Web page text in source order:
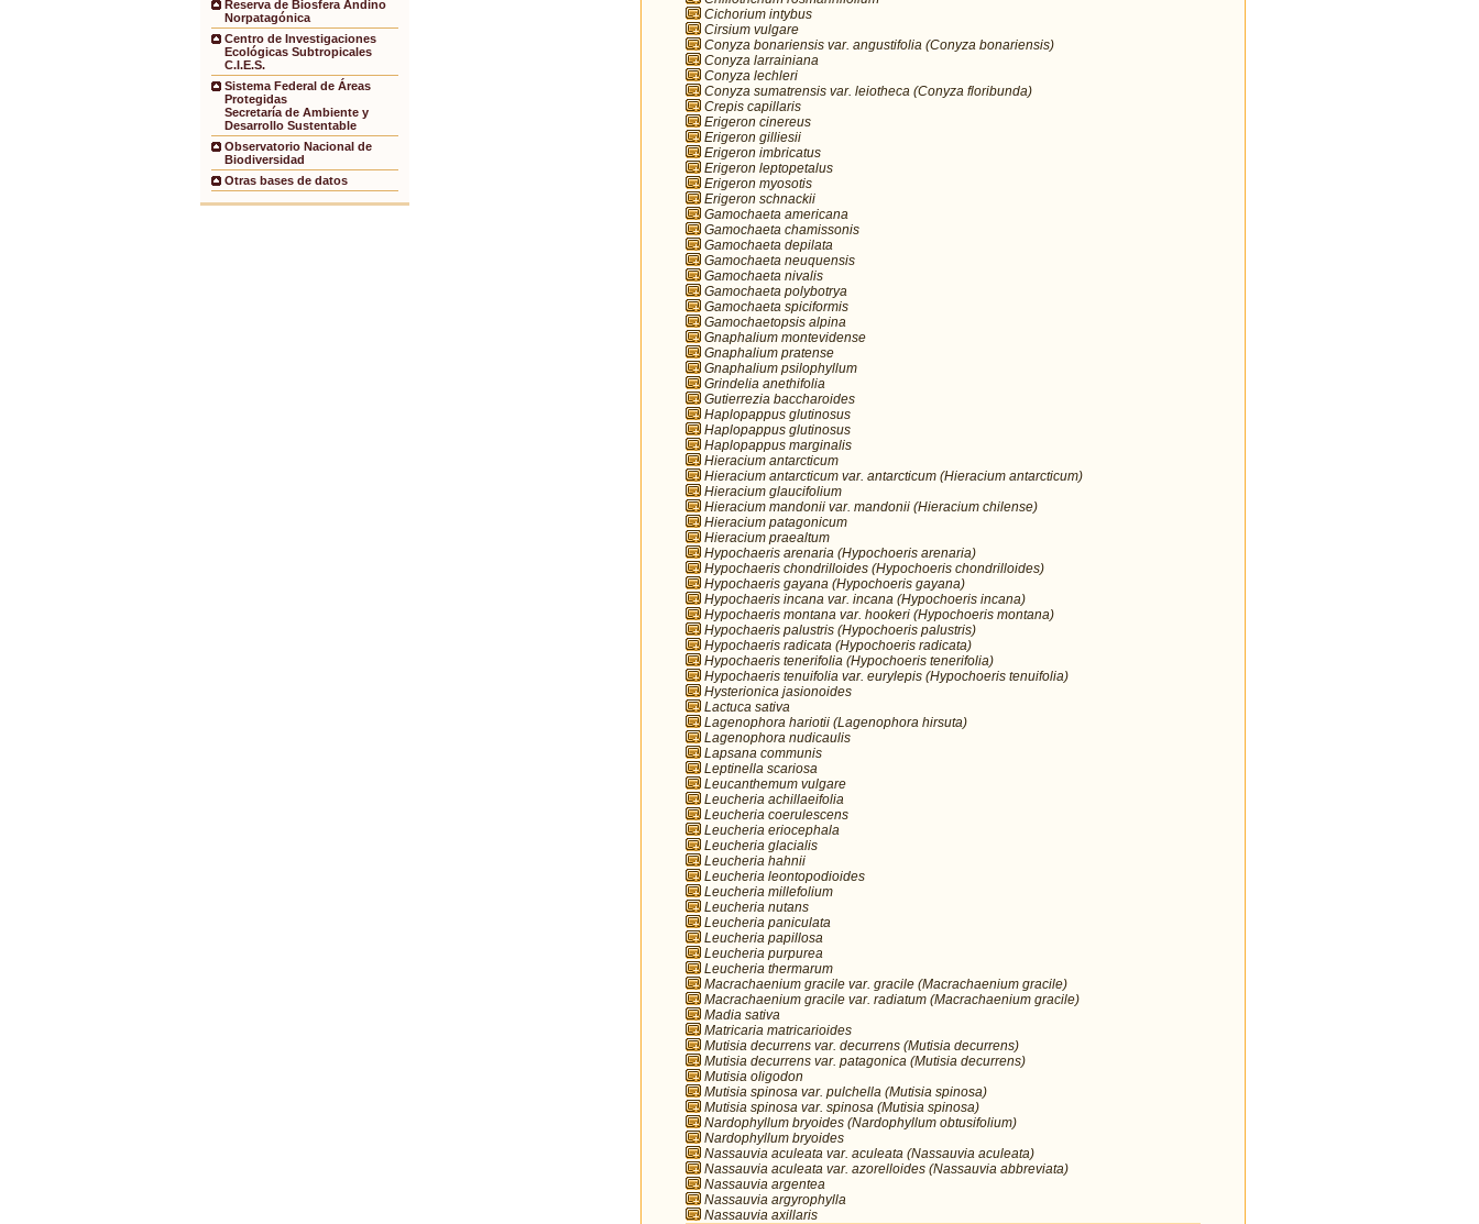
Reserva de Biosfera Andino
Norpatagónica
Centro de Investigaciones
Ecológicas Subtropicales
C.I.E.S.
Sistema Federal de Áreas
Protegidas
Secretaría de Ambiente y
Desarrollo Sustentable
Observatorio Nacional de
Biodiversidad
Otras bases de datos
Cichorium intybus
Cirsium vulgare
Conyza bonariensis var. angustifolia (Conyza bonariensis)
Conyza larrainiana
Conyza lechleri
Conyza sumatrensis var. leiotheca (Conyza floribunda)
Crepis capillaris
Erigeron cinereus
Erigeron gilliesii
Erigeron imbricatus
Erigeron leptopetalus
Erigeron myosotis
Erigeron schnackii
Gamochaeta americana
Gamochaeta chamissonis
Gamochaeta depilata
Gamochaeta neuquensis
Gamochaeta nivalis
Gamochaeta polybotrya
Gamochaeta spiciformis
Gamochaetopsis alpina
Gnaphalium montevidense
Gnaphalium pratense
Gnaphalium psilophyllum
Grindelia anethifolia
Gutierrezia baccharoides
Haplopappus glutinosus
Haplopappus glutinosus
Haplopappus marginalis
Hieracium antarcticum
Hieracium antarcticum var. antarcticum (Hieracium antarcticum)
Hieracium glaucifolium
Hieracium mandonii var. mandonii (Hieracium chilense)
Hieracium patagonicum
Hieracium praealtum
Hypochaeris arenaria (Hypochoeris arenaria)
Hypochaeris chondrilloides (Hypochoeris chondrilloides)
Hypochaeris gayana (Hypochoeris gayana)
Hypochaeris incana var. incana (Hypochoeris incana)
Hypochaeris montana var. hookeri (Hypochoeris montana)
Hypochaeris palustris (Hypochoeris palustris)
Hypochaeris radicata (Hypochoeris radicata)
Hypochaeris tenerifolia (Hypochoeris tenerifolia)
Hypochaeris tenuifolia var. eurylepis (Hypochoeris tenuifolia)
Hysterionica jasionoides
Lactuca sativa
Lagenophora hariotii (Lagenophora hirsuta)
Lagenophora nudicaulis
Lapsana communis
Leptinella scariosa
Leucanthemum vulgare
Leucheria achillaeifolia
Leucheria coerulescens
Leucheria eriocephala
Leucheria glacialis
Leucheria hahnii
Leucheria leontopodioides
Leucheria millefolium
Leucheria nutans
Leucheria paniculata
Leucheria papillosa
Leucheria purpurea
Leucheria thermarum
Macrachaenium gracile var. gracile (Macrachaenium gracile)
Macrachaenium gracile var. radiatum (Macrachaenium gracile)
Madia sativa
Matricaria matricarioides
Mutisia decurrens var. decurrens (Mutisia decurrens)
Mutisia decurrens var. patagonica (Mutisia decurrens)
Mutisia oligodon
Mutisia spinosa var. pulchella (Mutisia spinosa)
Mutisia spinosa var. spinosa (Mutisia spinosa)
Nardophyllum bryoides (Nardophyllum obtusifolium)
Nardophyllum bryoides
Nassauvia aculeata var. aculeata (Nassauvia aculeata)
Nassauvia aculeata var. azorelloides (Nassauvia abbreviata)
Nassauvia argentea
Nassauvia argyrophylla
Nassauvia axillaris